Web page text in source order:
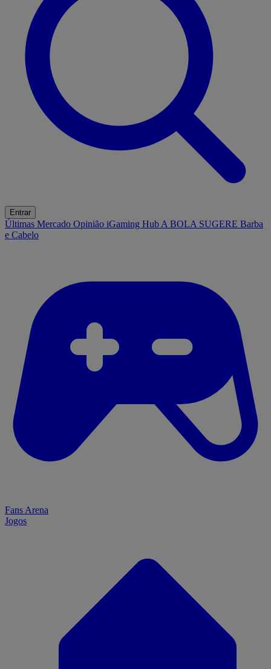
Entrar
Últimas Mercado Opinião iGaming Hub A BOLA SUGERE Barba
e Cabelo
Fans Arena
Jogos